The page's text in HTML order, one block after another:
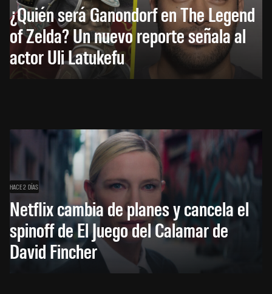
¿Quién será Ganondorf en The Legend
of Zelda? Un nuevo reporte señala al
actor Uli Latukefu
HACE 2 DÍAS
Netflix cambia de planes y cancela el
spinoff de El Juego del Calamar de
David Fincher